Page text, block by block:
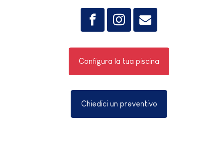
Configura la tua piscina
Chiedici un preventivo